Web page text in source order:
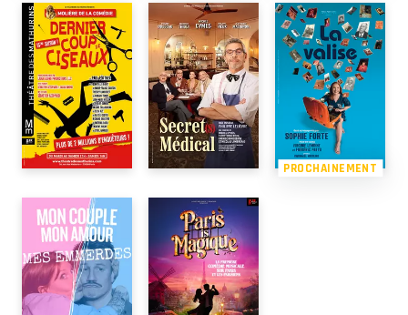
PROCHAINEMENT